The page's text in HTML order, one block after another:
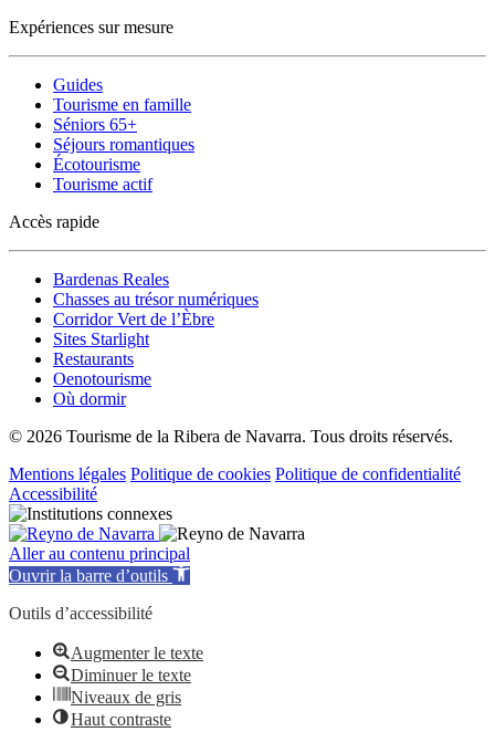
Expériences sur mesure
Guides
Tourisme en famille
Séniors 65+
Séjours romantiques
Écotourisme
Tourisme actif
Accès rapide
Bardenas Reales
Chasses au trésor numériques
Corridor Vert de l’Èbre
Sites Starlight
Restaurants
Oenotourisme
Où dormir
© 2026 Tourisme de la Ribera de Navarra. Tous droits réservés.
Mentions légales Politique de cookies Politique de confidentialité
Accessibilité
Aller au contenu principal
Ouvrir la barre d’outils
Outils d’accessibilité
Augmenter le texte
Diminuer le texte
Niveaux de gris
Haut contraste